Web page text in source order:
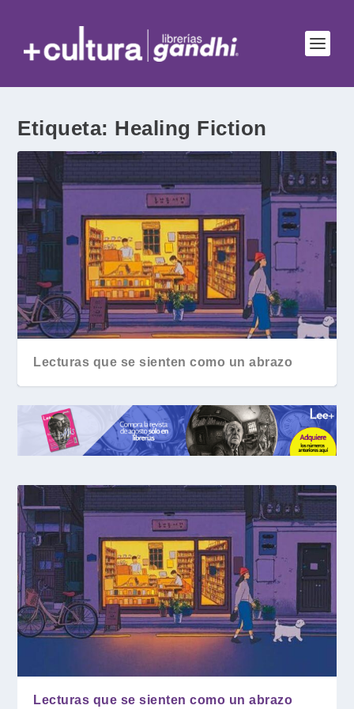
Etiqueta: Healing Fiction
Lecturas que se sienten como un abrazo
Lecturas que se sienten como un abrazo